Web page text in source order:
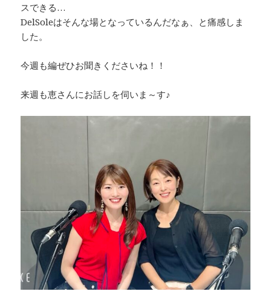
スできる…
DelSoleはそんな場となっているんだなぁ、と痛感しま
した。
今週も編ぜひお聞きくださいね！！
来週も恵さんにお話しを伺いま～す♪